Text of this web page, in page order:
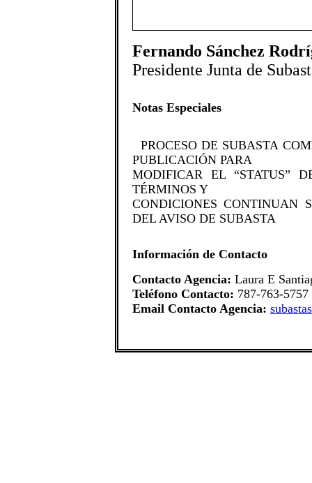
Fernando Sánchez
Presidente Junta de
Notas Especiales
​​PROCESO DE SUBASTA
PUBLICACIÓN PARA
MODIFICAR EL “STATUS”
TÉRMINOS Y
CONDICIONES CONTINUAN
DEL AVISO DE SUBASTA​
Información de Contacto
Contacto Agencia: Laura E
Teléfono Contacto: 787-763-
Email Contacto Agencia: